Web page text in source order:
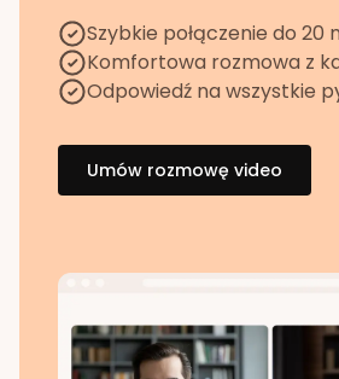
Szybkie połączenie do 20
Komfortowa rozmowa z
Odpowiedź na wszystkie
Umów rozmowę video